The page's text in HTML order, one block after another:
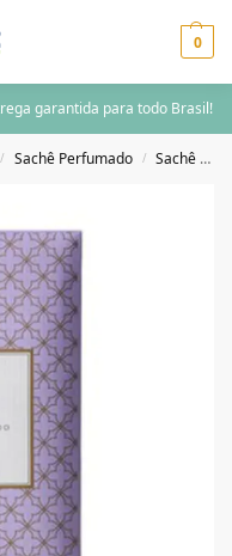
0
garantida para todo Brasil!
/ Sachê Perfumado / Sachê Perfumado 10g